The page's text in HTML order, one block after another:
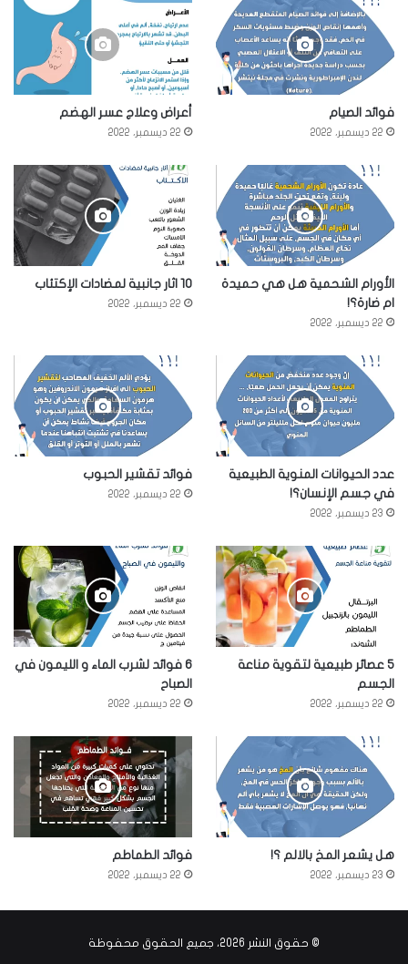
فوائد الصيام
22 ديسمبر، 2022
أعراض وعلاج عسر الهضم
22 ديسمبر، 2022
الأورام الشحمية هل هي حميدة
ام ضارة؟!
22 ديسمبر، 2022
10 اثار جانبية لمضادات الإكتئاب
22 ديسمبر، 2022
عدد الحيوانات المنوية الطبيعية
في جسم الإنسان؟!
23 ديسمبر، 2022
فوائد تقشير الحبوب
22 ديسمبر، 2022
5 عصائر طبيعية لتقوية مناعة
الجسم
22 ديسمبر، 2022
6 فوائد لشرب الماء و الليمون في
الصباح
22 ديسمبر، 2022
هل يشعر المخ بالالم ؟!
23 ديسمبر، 2022
فوائد الطماطم
22 ديسمبر، 2022
© حقوق النشر 2026، جميع الحقوق محفوظة